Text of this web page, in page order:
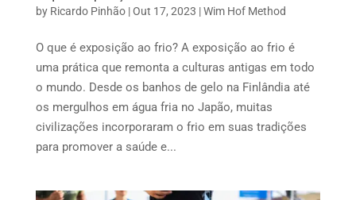
by Ricardo Pinhão|Out 17, 2023 |Wim Hof Method
O que é exposição ao frio? A exposição ao frio é
uma prática que remonta a culturas antigas em todo
o mundo. Desde os banhos de gelo na Finlândia até
os mergulhos em água fria no Japão, muitas
civilizações incorporaram o frio em suas tradições
para promover a saúde e...